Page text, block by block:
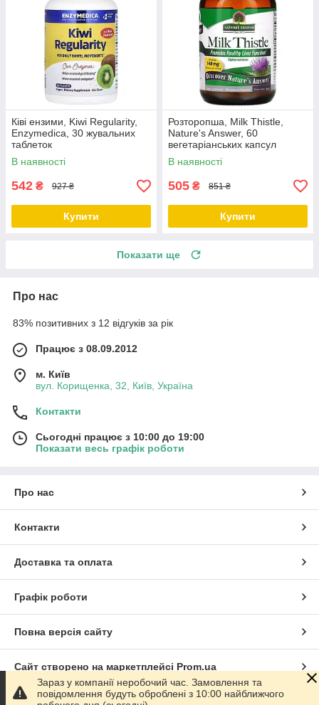
Ківі ензими, Kiwi Regularity,
Enzymedica, 30 жувальних
таблеток
В наявності
542 ₴ 927 ₴
Купити
Розторопша, Milk Thistle,
Nature's Answer, 60
вегетаріанських капсул
В наявності
505 ₴ 851 ₴
Купити
Показати ще
Про нас
83% позитивних з 12 відгуків за рік
Працює з 08.09.2012
м. Київ
вул. Корищенка, 32, Київ, Україна
Контакти
Сьогодні працює з 10:00 до 19:00
Показати весь графік роботи
Про нас
Контакти
Доставка та оплата
Графік роботи
Повна версія сайту
Сайт створено на маркетплейсі Prom.ua
Політика конфіденційності
Зараз у компанії неробочий час. Замовлення та
повідомлення будуть оброблені з 10:00 найближчого